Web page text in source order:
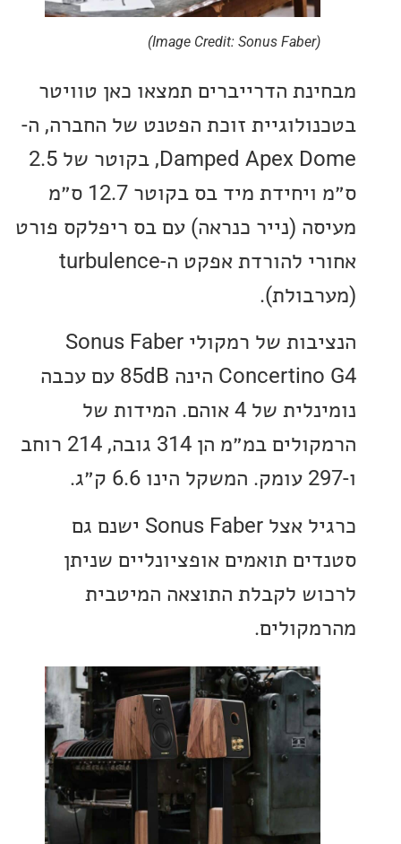
הדרייברים תמצאו כאן טוויטר
זוכת הפטנט של החברה, ה-
Damped Apex Dome, בקוטר של 2.5
ס״מ ויחידת מיד בס בקוטר 12.7 ס״מ
(נייר כנראה) עם בס ריפלקס פורט
אחורי להורדת אפקט ה-turbulence
הנציבות של רמקולי Sonus Faber
Concertino G4 הינה 85dB עם עכבה
נומינלית של 4 אוהם. המידות של
הרמקולים במ״מ הן 314 גובה, 214 רוחב
כרגיל אצל Sonus Faber ישנם גם
תואמים אופציונליים שניתן
לקבלת התוצאה המיטבית